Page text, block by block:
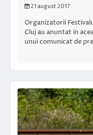
21 august 2017
Organizatorii
Cluj au anuntat in
unui comunicat de